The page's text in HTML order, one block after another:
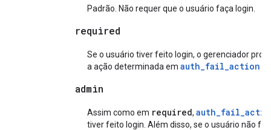
Padrão. Não requer que o usuário faça login.
required
Se o usuário tiver feito login, o gerenciador
a ação determinada em auth_fail_action
admin
Assim como em required,
tiver feito login. Além disso, se o usuário não